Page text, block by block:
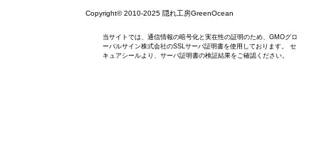
Copyright© 2010-2025 隠れ工房GreenOcean
当サイトでは、通信情報の暗号化と実在性の証明のため、GMOグロ
ーバルサイン株式会社のSSLサーバ証明書を使用しております。 セ
キュアシールより、サーバ証明書の検証結果をご確認ください。